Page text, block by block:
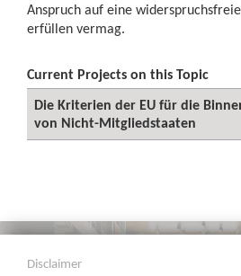
Anspruch auf eine
erfüllen vermag.
Current Projects on this Topic
Die Kriterien der EU für die
von Nicht-Mitgliedstaaten
Disclaimer